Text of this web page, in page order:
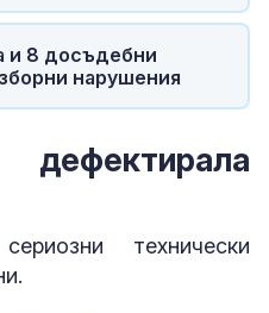
и 8 досъдебни
нарушения
технически